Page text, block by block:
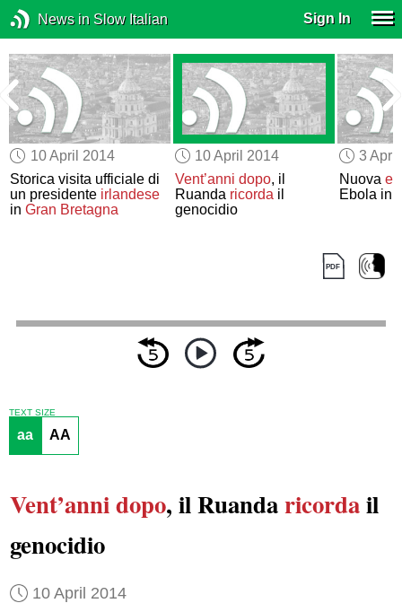
News in Slow Italian Sign In
10 April 2014
Storica visita ufficiale di
un presidente irlandese
inGran Bretagna
10 April 2014
Vent’anni dopo, il
Ruanda ricordail
genocidio
3
Nuova
Ebola in
TEXT SIZE
aa AA
Vent’anni dopo, il Ruandaricordail
genocidio
10 April 2014